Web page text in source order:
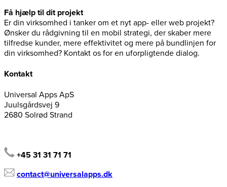
Få hjælp til dit projekt
Er din virksomhed i tanker om et nyt app- eller web projekt?
Ønsker du rådgivning til en mobil strategi, der skaber mere
tilfredse kunder, mere effektivitet og mere på bundlinjen for
din virksomhed? Kontakt os for en uforpligtende dialog.
Kontakt
Universal Apps ApS
Juulsgårdsvej 9
2680 Solrød Strand
+45 31 31 71 71
contact@universalapps.dk